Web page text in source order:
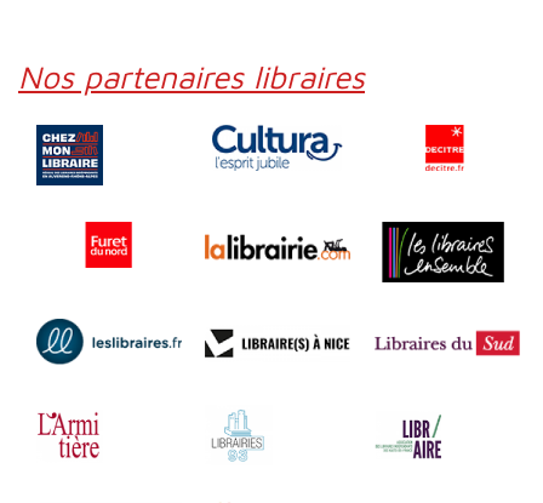
Nos partenaires libraires